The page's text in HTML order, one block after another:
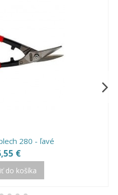
280 - ľavé
€
do košíka